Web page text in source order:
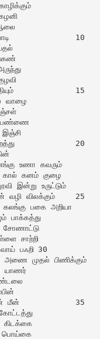
15
வாழை
20
உணா கவரும்
கால் கனம் குழை
இன்று உருட்டும்
விலக்கும்	25
பகை அறியா
பாக்கத்து
சோணாட்டு
சாற்றி
30
அணை முதல் பிணிக்கும்
யாணர்
35
கிடக்கை
பொய்கை